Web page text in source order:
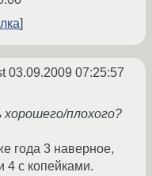
03.09.2009 07:25:57
плохого?
года 3 наверное,
4 с копейками.